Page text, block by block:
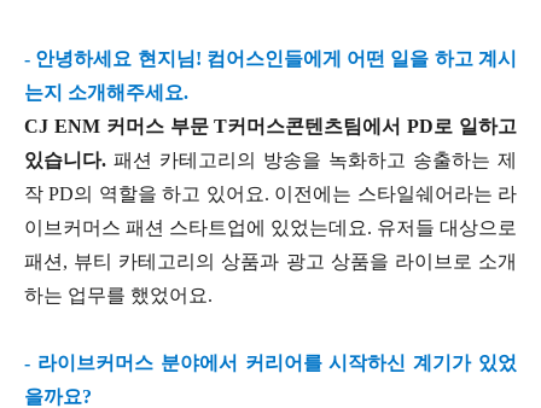
- 안녕하세요 현지님! 컴어스인들에게 어떤 일을 하고 계시
는지 소개해주세요.
CJ ENM 커머스 부문 T커머스콘텐츠팀에서 PD로 일하고
있습니다. 패션 카테고리의 방송을 녹화하고 송출하는 제
작 PD의 역할을 하고 있어요. 이전에는 스타일쉐어라는 라
이브커머스 패션 스타트업에 있었는데요. 유저들 대상으로
패션, 뷰티 카테고리의 상품과 광고 상품을 라이브로 소개
하는 업무를 했었어요.
- 라이브커머스 분야에서 커리어를 시작하신 계기가 있었
을까요?